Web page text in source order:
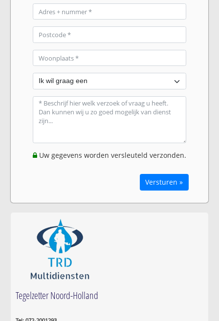
Uw gegevens worden versleuteld verzonden.
Versturen »
Tegelzetter Noord-Holland